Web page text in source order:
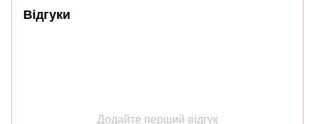
Відгуки
Додайте перший відгук